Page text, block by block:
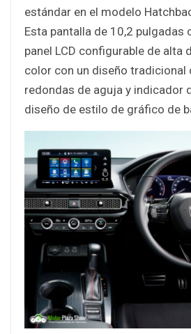
estándar en el modelo
Esta pantalla de 10,2 pulgadas
panel LCD configurable de alta
color con un diseño tradicional
redondas de aguja y indicador
diseño de estilo de gráfico de